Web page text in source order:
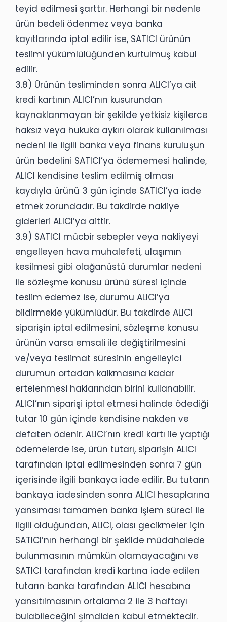
teyid edilmesi şarttır. Herhangi bir nedenle
ürün bedeli ödenmez veya banka
kayıtlarında iptal edilir ise, SATICI ürünün
teslimi yükümlülüğünden kurtulmuş kabul
edilir.
3.8) Ürünün tesliminden sonra ALICI’ya ait
kredi kartının ALICI’nın kusurundan
kaynaklanmayan bir şekilde yetkisiz kişilerce
haksız veya hukuka aykırı olarak kullanılması
nedeni ile ilgili banka veya finans kuruluşun
ürün bedelini SATICI’ya ödememesi halinde,
ALICI kendisine teslim edilmiş olması
kaydıyla ürünü 3 gün içinde SATICI’ya iade
etmek zorundadır. Bu takdirde nakliye
giderleri ALICI’ya aittir.
3.9) SATICI mücbir sebepler veya nakliyeyi
engelleyen hava muhalefeti, ulaşımın
kesilmesi gibi olağanüstü durumlar nedeni
ile sözleşme konusu ürünü süresi içinde
teslim edemez ise, durumu ALICI’ya
bildirmekle yükümlüdür. Bu takdirde ALICI
siparişin iptal edilmesini, sözleşme konusu
ürünün varsa emsali ile değiştirilmesini
ve/veya teslimat süresinin engelleyici
durumun ortadan kalkmasına kadar
ertelenmesi haklarından birini kullanabilir.
ALICI’nın siparişi iptal etmesi halinde ödediği
tutar 10 gün içinde kendisine nakden ve
defaten ödenir. ALICI’nın kredi kartı ile yaptığı
ödemelerde ise, ürün tutarı, siparişin ALICI
tarafından iptal edilmesinden sonra 7 gün
içerisinde ilgili bankaya iade edilir. Bu tutarın
bankaya iadesinden sonra ALICI hesaplarına
yansıması tamamen banka işlem süreci ile
ilgili olduğundan, ALICI, olası gecikmeler için
SATICI’nın herhangi bir şekilde müdahalede
bulunmasının mümkün olamayacağını ve
SATICI tarafından kredi kartına iade edilen
tutarın banka tarafından ALICI hesabına
yansıtılmasının ortalama 2 ile 3 haftayı
bulabileceğini şimdiden kabul etmektedir.